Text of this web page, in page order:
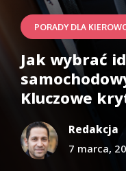
PORADY DLA
Jak wybrać
Kluczowe
Redakcja
7 marca,